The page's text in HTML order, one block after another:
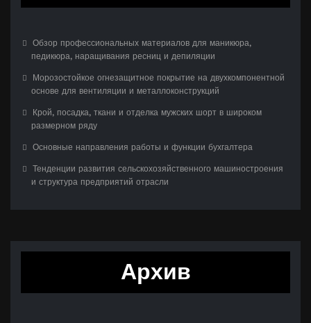
Обзор профессиональных материалов для маникюра,
педикюра, наращивания ресниц и депиляции
Морозостойкое огнезащитное покрытие на двухкомпонентной
основе для вентиляции и металлоконструкций
Крой, посадка, ткани и отделка мужских шорт в широком
размерном ряду
Основные направления работы и функции бухгалтера
Тенденции развития сельскохозяйственного машиностроения
и структура предприятий отрасли
Архив